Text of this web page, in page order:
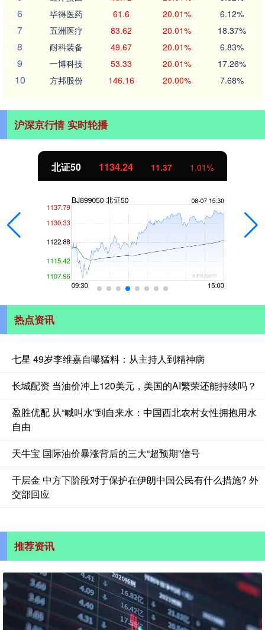
6 毕得医药 61.6 20.01% 6.12%
7 五洲医疗 83.62 20.01% 18.37%
8 耐科装备 49.67 20.01% 6.83%
9 一博科技 53.33 20.01% 17.26%
10 方邦股份 146.16 20.00% 7.68%
沪深京行情 实时轮播
北证50 1134.24 11.37 1.01%
热点资讯
七星 49岁李维嘉自曝猛料：从主持人到精神病
长城配资 当油价冲上120美元，美国的AI繁荣还能持续吗？
盈胜优配 从“喊叫水”到自来水：中国西北农村女性拥抱用水
自由
天牛宝 国际油价暴涨背后的三大“超预期”信号
千层金 中方下阶段对于保护在伊朗中国公民有什么措施? 外
交部回应
推荐资讯